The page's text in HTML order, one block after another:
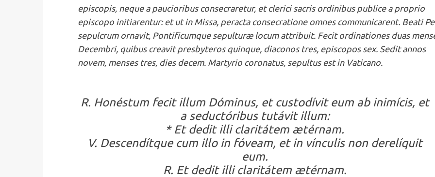
episcopis, neque a paucioribus consecraretur, et clerici sacris ordinibus publice a proprio
episcopo initiarentur: et ut in Missa, peracta consecratione omnes communicarent. Beati
sepulcrum ornavit, Pontificumque sepulturæ locum attribuit. Fecit ordinationes duas
Decembri, quibus creavit presbyteros quinque, diaconos tres, episcopos sex. Sedit annos
novem, menses tres, dies decem. Martyrio coronatus, sepultus est in Vaticano.
R. Honéstum fecit illum Dóminus, et custodívit eum ab inimícis, et
a seductóribus tutávit illum:
* Et dedit illi claritátem ætérnam.
V. Descendítque cum illo in fóveam, et in vínculis non derelíquit
eum.
R. Et dedit illi claritátem ætérnam.